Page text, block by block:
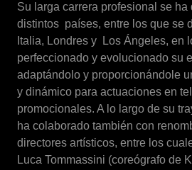
Su larga carrera profesional se ha
distintos países, entre los que se
Italia, Londres y Los Ángeles, en
perfeccionado y evolucionado su
adaptándolo y proporcionándole
y dinámico para actuaciones en
promocionales. A lo largo de su
ha colaborado también con
directores artísticos, entre los
Luca Tommassini (coreógrafo de